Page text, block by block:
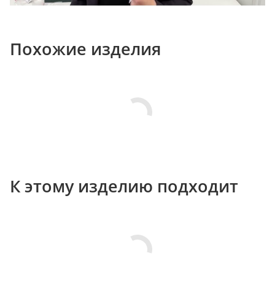
Похожие изделия
К этому изделию подходит